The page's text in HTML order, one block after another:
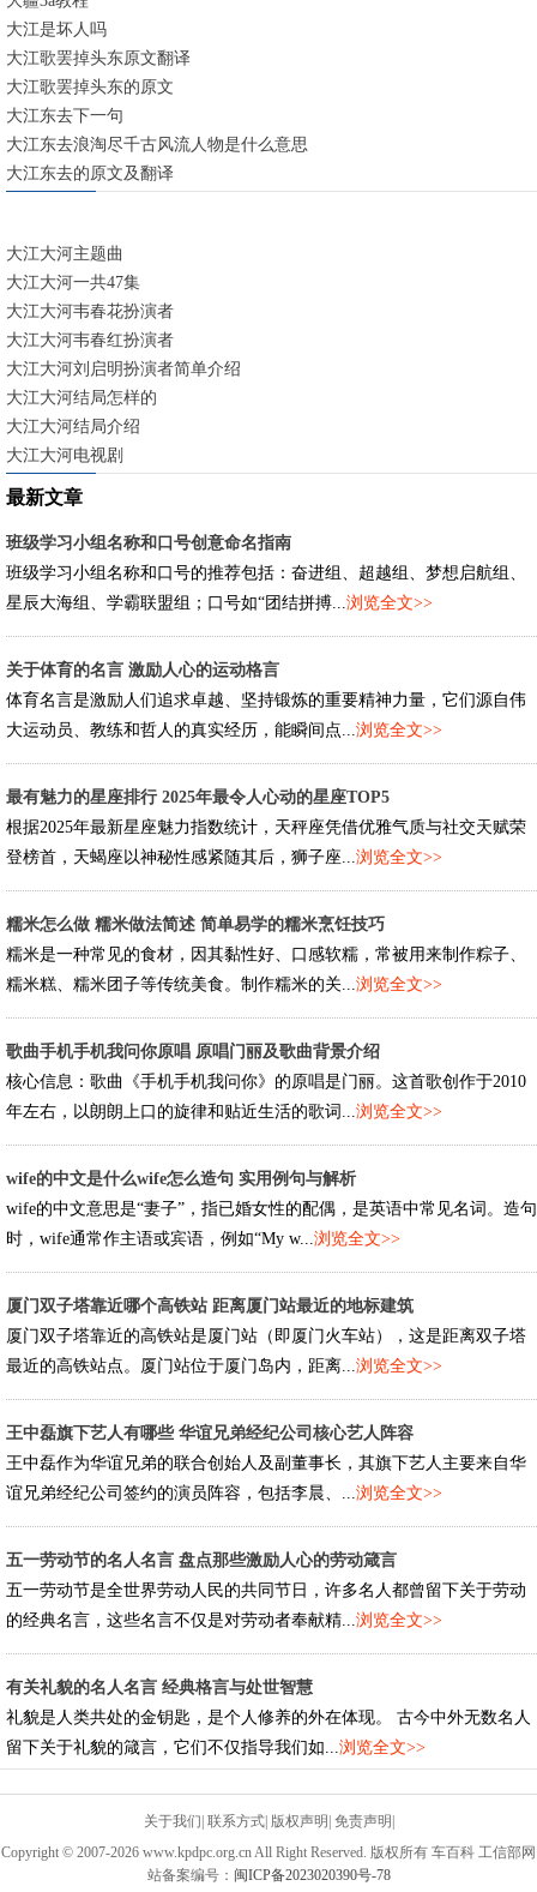
大江是坏人吗
大江歌罢掉头东原文翻译
大江歌罢掉头东的原文
大江东去下一句
大江东去浪淘尽千古风流人物是什么意思
大江东去的原文及翻译
大江大河主题曲
大江大河一共47集
大江大河韦春花扮演者
大江大河韦春红扮演者
大江大河刘启明扮演者简单介绍
大江大河结局怎样的
大江大河结局介绍
大江大河电视剧
最新文章
班级学习小组名称和口号创意命名指南
班级学习小组名称和口号的推荐包括：奋进组、超越组、梦想启航组、
星辰大海组、学霸联盟组；口号如“团结拼搏...浏览全文>>
关于体育的名言 激励人心的运动格言
体育名言是激励人们追求卓越、坚持锻炼的重要精神力量，它们源自伟
大运动员、教练和哲人的真实经历，能瞬间点...浏览全文>>
最有魅力的星座排行 2025年最令人心动的星座TOP5
根据2025年最新星座魅力指数统计，天秤座凭借优雅气质与社交天赋荣
登榜首，天蝎座以神秘性感紧随其后，狮子座...浏览全文>>
糯米怎么做 糯米做法简述 简单易学的糯米烹饪技巧
糯米是一种常见的食材，因其黏性好、口感软糯，常被用来制作粽子、
糯米糕、糯米团子等传统美食。制作糯米的关...浏览全文>>
歌曲手机手机我问你原唱 原唱门丽及歌曲背景介绍
核心信息：歌曲《手机手机我问你》的原唱是门丽。这首歌创作于2010
年左右，以朗朗上口的旋律和贴近生活的歌词...浏览全文>>
wife的中文是什么wife怎么造句 实用例句与解析
wife的中文意思是“妻子”，指已婚女性的配偶，是英语中常见名词。造句
时，wife通常作主语或宾语，例如“My w...浏览全文>>
厦门双子塔靠近哪个高铁站 距离厦门站最近的地标建筑
厦门双子塔靠近的高铁站是厦门站（即厦门火车站），这是距离双子塔
最近的高铁站点。厦门站位于厦门岛内，距离...浏览全文>>
王中磊旗下艺人有哪些 华谊兄弟经纪公司核心艺人阵容
王中磊作为华谊兄弟的联合创始人及副董事长，其旗下艺人主要来自华
谊兄弟经纪公司签约的演员阵容，包括李晨、...浏览全文>>
五一劳动节的名人名言 盘点那些激励人心的劳动箴言
五一劳动节是全世界劳动人民的共同节日，许多名人都曾留下关于劳动
的经典名言，这些名言不仅是对劳动者奉献精...浏览全文>>
有关礼貌的名人名言 经典格言与处世智慧
礼貌是人类共处的金钥匙，是个人修养的外在体现。 古今中外无数名人
留下关于礼貌的箴言，它们不仅指导我们如...浏览全文>>
关于我们 联系方式| 版权声明 免责声明
Copyright © 2007-2026 www.kpdpc.org.cn All Right Reserved. 版权所有 车百科 工信部网
站备案编号： 闽ICP备2023020390号-78